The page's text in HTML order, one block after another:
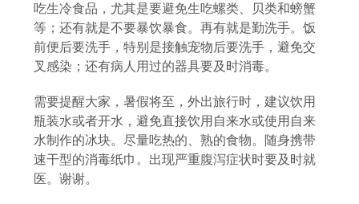
吃生冷食品，尤其是要避免生吃螺类、贝类和螃蟹
等；还有就是不要暴饮暴食。再有就是勤洗手。饭
前便后要洗手，特别是接触宠物后要洗手，避免交
叉感染；还有病人用过的器具要及时消毒。
需要提醒大家，暑假将至，外出旅行时，建议饮用
瓶装水或者开水，避免直接饮用自来水或使用自来
水制作的冰块。尽量吃热的、熟的食物。随身携带
速干型的消毒纸巾。出现严重腹泻症状时要及时就
医。谢谢。